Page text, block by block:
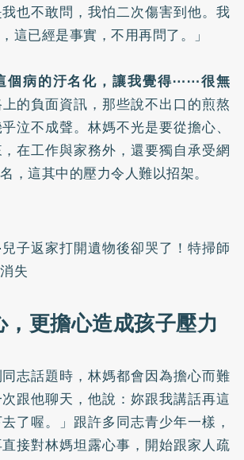
也不敢問，我怕二次傷害到他。我
這已經是事實，不用再問了。」
個病的汙名化，讓我覺得⋯⋯很無
上的負面資訊，那些說不出口的煎熬
泣不成聲。林媽不光是要從擔心、
在工作與家務外，還要獨自承受網
，這其中的壓力令人難以招架。
子返家打開遺物後卻哭了！特掃師
失
更擔心造成孩子壓力
志話題時，林媽都會因為擔心而難
跟他聊天，他說：妳跟我講話再這
了喔。」跟許多同志青少年一樣，
接對林媽坦露心事，開始跟家人疏